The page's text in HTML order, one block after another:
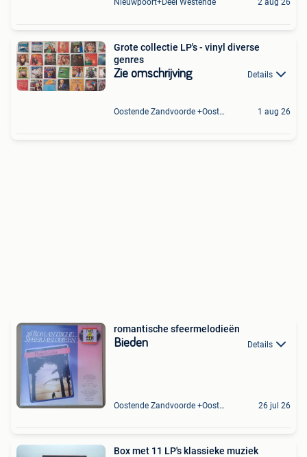
Nieuwpoort+Deel Westende 2 aug 26
Grote collectie LP's - vinyl diverse
genres
Zie omschrijving Details
Oostende Zandvoorde +Oostende 1 aug 26
romantische sfeermelodieën
Bieden Details
Oostende Zandvoorde +Oostende 26 jul 26
Box met 11 LP's klassieke muziek